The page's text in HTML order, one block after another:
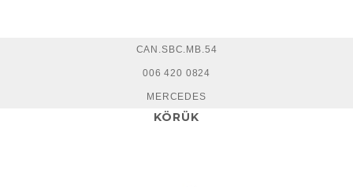
CAN.SBC.MB.54
006 420 0824
MERCEDES
KÖRÜK